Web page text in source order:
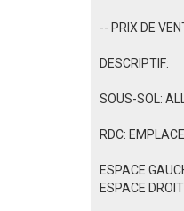
-- PRIX DE
DESCRIPTIF:
SOUS-SOL:
RDC:
ESPACE
ESPACE